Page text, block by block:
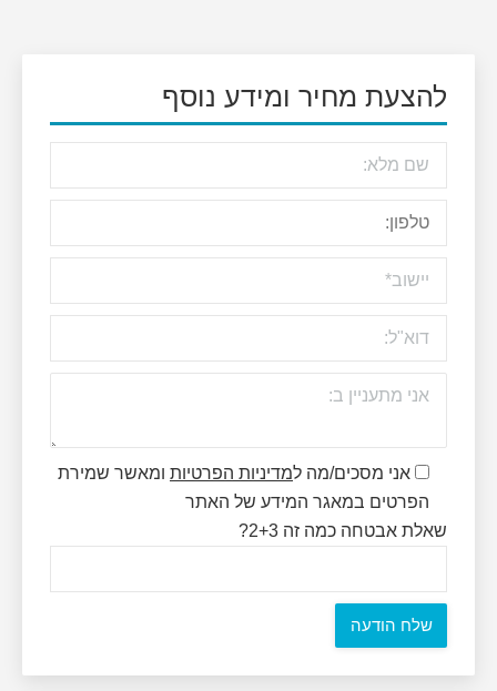
להצעת מחיר ומידע נוסף
אני מסכים/מה למדיניות הפרטיות ומאשר שמירת
הפרטים במאגר המידע של האתר
שאלת אבטחה כמה זה 2+3?